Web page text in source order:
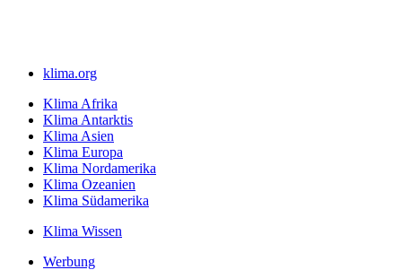
klima.org
Klima Afrika
Klima Antarktis
Klima Asien
Klima Europa
Klima Nordamerika
Klima Ozeanien
Klima Südamerika
Klima Wissen
Werbung